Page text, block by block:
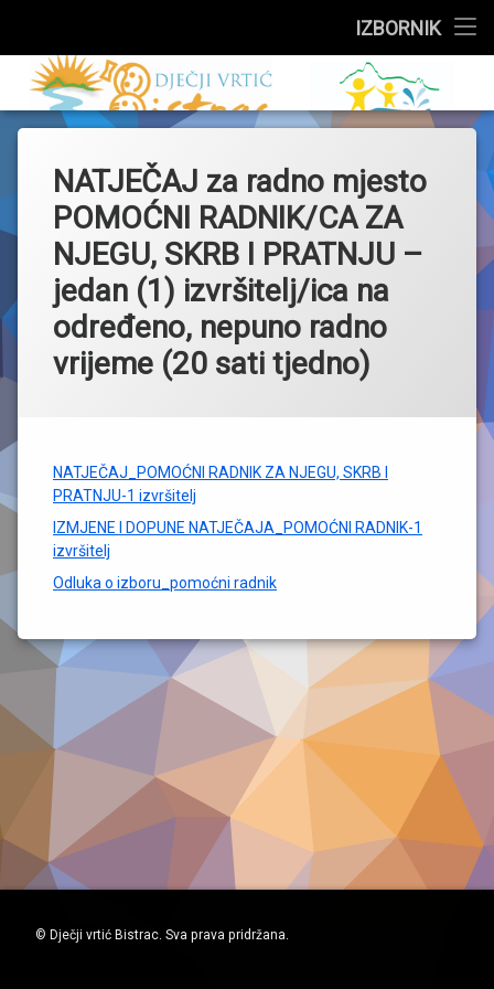
IZBORNIK
Upisi
Događanja
Skupine
Za roditelje
Zdravstveni kutak
Jelovnik
Preskoči
sadržaj
Dječji vrtić
NATJEČAJ za radno mjesto
POMOĆNI RADNIK/CA ZA
NJEGU, SKRB I PRATNJU –
jedan (1) izvršitelj/ica na
određeno, nepuno radno
vrijeme (20 sati tjedno)
NATJEČAJ_POMOĆNI RADNIK ZA NJEGU, SKRB I
PRATNJU-1 izvršitelj
IZMJENE I DOPUNE NATJEČAJA_POMOĆNI RADNIK-1
izvršitelj
Odluka o izboru_pomoćni radnik
© Dječji vrtić Bistrac. Sva prava pridržana.